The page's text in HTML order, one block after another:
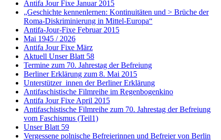
Antifa Jour Fixe Januar 2015
„Geschichte kennenlernen: Kontinuitäten und > Brüche der
Roma-Diskriminierung in Mittel-Europa“
Antifa-Jour-Fixe Februar 2015
Mai 1945 / 2026
Antifa Jour Fixe März
Aktuell Unser Blatt 58
Termine zum 70. Jahrestag der Befreiung
Berliner Erklärung zum 8. Mai 2015
Unterstützer_innen der Berliner Erklärung
Antifaschistische Filmreihe im Regenbogenkino
Antifa Jour Fixe April 2015
Antifaschistische Filmreihe zum 70. Jahrestag der Befreiung
vom Faschismus (Teil1)
Unser Blatt 59
Vergessene polnische Befreierinnen und Befreier von Berlin